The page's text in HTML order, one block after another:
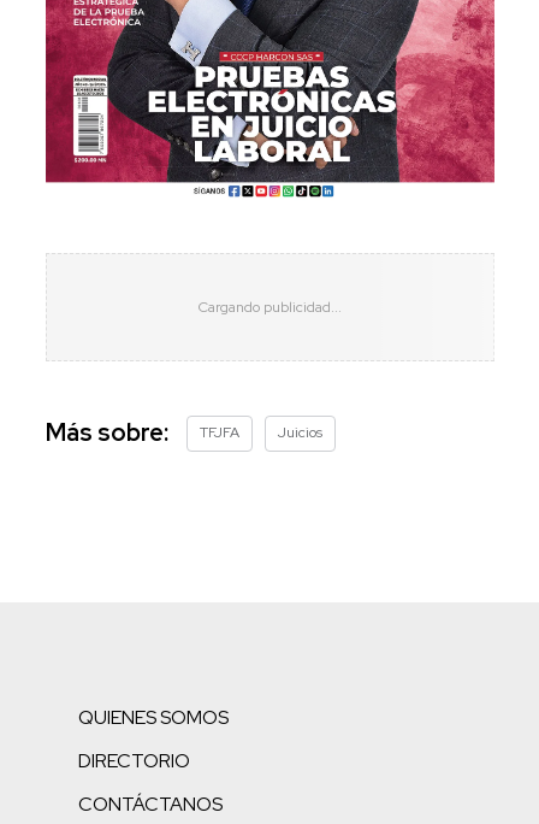
Más sobre: TFJFA Juicios
QUIENES SOMOS
DIRECTORIO
CONTÁCTANOS